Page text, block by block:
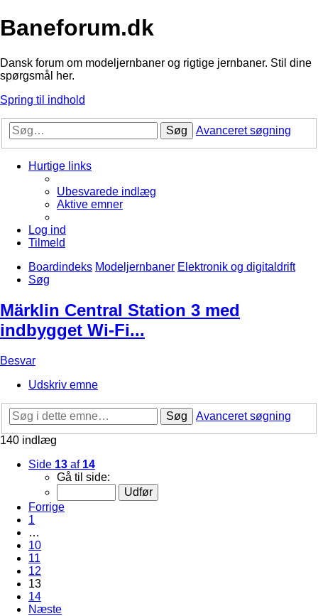
Baneforum.dk
Dansk forum om modeljernbaner og rigtige jernbaner. Stil dine
spørgsmål her.
Spring til indhold
Søg Avanceret søgning
Hurtige links
Ubesvarede indlæg
Aktive emner
Log ind
Tilmeld
Boardindeks Modeljernbaner Elektronik og digitaldrift
Søg
Märklin Central Station 3 med
indbygget Wi-Fi...
Besvar
Udskriv emne
Søg
Avanceret søgning
140 indlæg
Side 13 af 14
Gå til side:
Forrige
1
…
10
11
12
13
14
Næste